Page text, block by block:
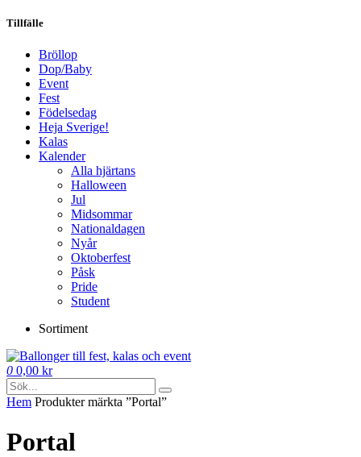
Tillfälle
Bröllop
Dop/Baby
Event
Fest
Födelsedag
Heja Sverige!
Kalas
Kalender
Alla hjärtans
Halloween
Jul
Midsommar
Nationaldagen
Nyår
Oktoberfest
Påsk
Pride
Student
Sortiment
0 0,00 kr
Hem Produkter märkta ”Portal”
Portal